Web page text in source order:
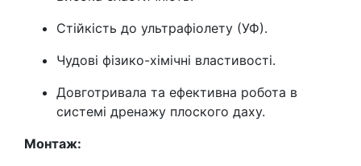
Стійкість до ультрафіолету (УФ).
Чудові фізико-хімічні властивості.
Довготривала та ефективна робота в
системі дренажу плоского даху.
Монтаж: